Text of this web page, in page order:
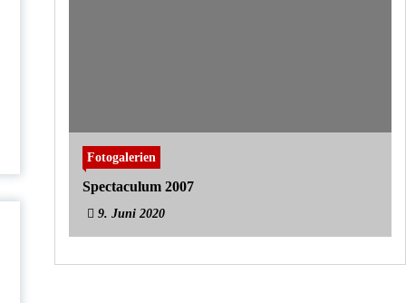
Fotogalerien
Spectaculum 2007
9. Juni 2020